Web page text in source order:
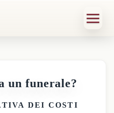
un funerale?
DEI COSTI